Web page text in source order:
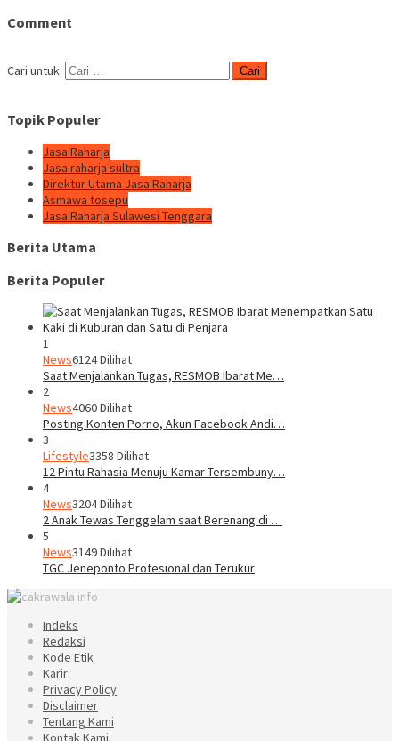
Comment
Cari untuk:
Topik Populer
Jasa Raharja
Jasa raharja sultra
Direktur Utama Jasa Raharja
Asmawa tosepu
Jasa Raharja Sulawesi Tenggara
Berita Utama
Berita Populer
1
News6124 Dilihat
Saat Menjalankan Tugas, RESMOB Ibarat Me…
2
News4060 Dilihat
Posting Konten Porno, Akun Facebook Andi…
3
Lifestyle3358 Dilihat
12 Pintu Rahasia Menuju Kamar Tersembuny…
4
News3204 Dilihat
2 Anak Tewas Tenggelam saat Berenang di …
5
News3149 Dilihat
TGC Jeneponto Profesional dan Terukur
Indeks
Redaksi
Kode Etik
Karir
Privacy Policy
Disclaimer
Tentang Kami
Kontak Kami